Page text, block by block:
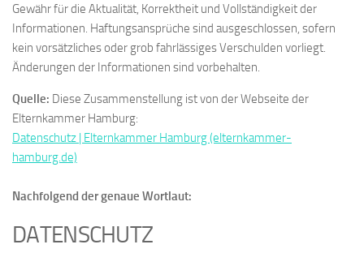
Gewähr für die Aktualität, Korrektheit und Vollständigkeit der
Informationen. Haftungsansprüche sind ausgeschlossen, sofern
kein vorsätzliches oder grob fahrlässiges Verschulden vorliegt.
Änderungen der Informationen sind vorbehalten.
Quelle: Diese Zusammenstellung ist von der Webseite der
Elternkammer Hamburg:
Datenschutz | Elternkammer Hamburg (elternkammer-
hamburg.de)
Nachfolgend der genaue Wortlaut:
DATENSCHUTZ